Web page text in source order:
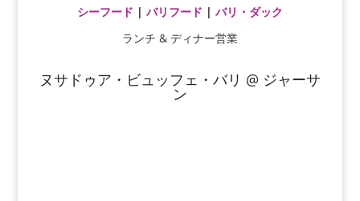
シーフード | バリフード | バリ・ダック
ランチ & ディナー営業
ヌサドゥア・ビュッフェ・バリ @ ジャーサ
ン